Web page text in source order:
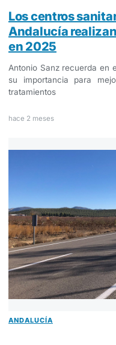
Los centros
Andalucía
en 2025
Antonio Sanz recuerda en
su importancia para
tratamientos
hace 2 meses
ANDALUCÍA